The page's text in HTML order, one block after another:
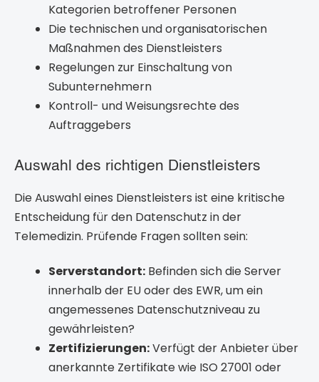
Kategorien betroffener Personen
Die technischen und organisatorischen
Maßnahmen des Dienstleisters
Regelungen zur Einschaltung von
Subunternehmern
Kontroll- und Weisungsrechte des
Auftraggebers
Auswahl des richtigen Dienstleisters
Die Auswahl eines Dienstleisters ist eine kritische
Entscheidung für den Datenschutz in der
Telemedizin. Prüfende Fragen sollten sein:
Serverstandort: Befinden sich die Server
innerhalb der EU oder des EWR, um ein
angemessenes Datenschutzniveau zu
gewährleisten?
Zertifizierungen:Verfügt der Anbieter über
anerkannte Zertifikate wie ISO 27001 oder